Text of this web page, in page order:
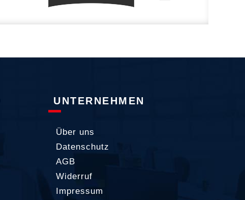
UNTERNEHMEN
Über uns
Datenschutz
AGB
Widerruf
Impressum